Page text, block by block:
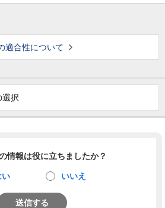
適合性について
選択
情報は役に立ちましたか？
い いいえ
送信する